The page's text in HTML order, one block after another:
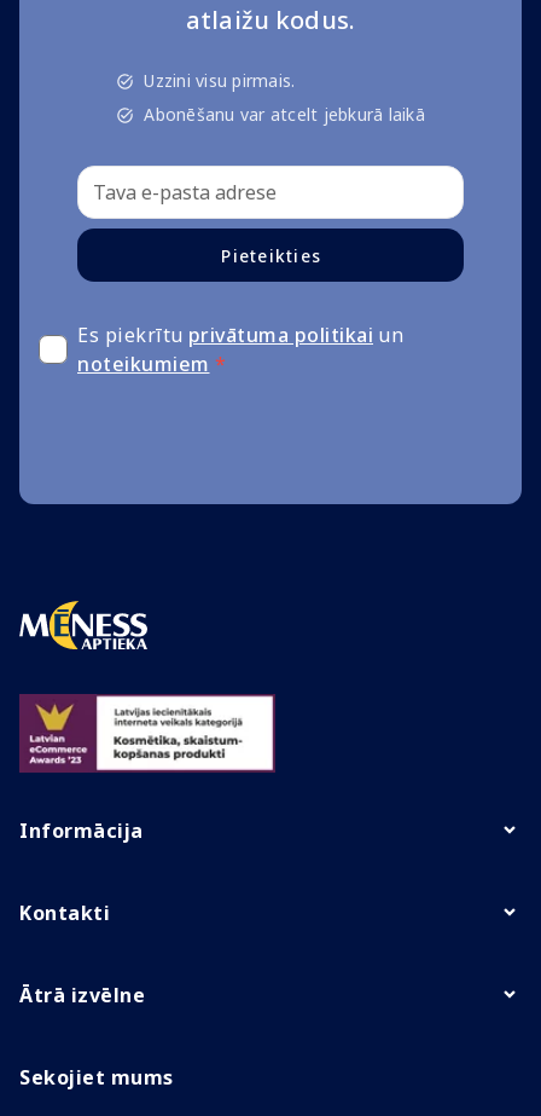
atlaižu kodus.
Uzzini visu pirmais.
Abonēšanu var atcelt jebkurā laikā
Pieteikties
Es piekrītu privātuma politikai un
noteikumiem *
Informācija
Kontakti
Ātrā izvēlne
Sekojiet mums